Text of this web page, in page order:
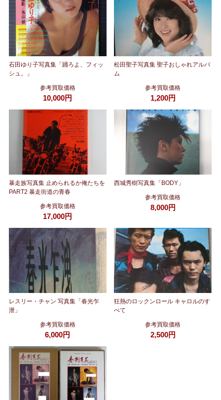
石田ゆり子写真集「踊ろよ、フィッ
シュ。」
参考買取価格
10,000円
松田聖子写真集 聖子おしゃれアルバ
ム
参考買取価格
1,200円
暴走族写真集 止められるか俺たちを
PART2 暴走街道の青春
参考買取価格
17,000円
西城秀樹写真集「BODY」
参考買取価格
8,000円
レスリー・チャン 写真集「春光乍
泄」
参考買取価格
6,000円
狂熱のロックンロール キャロルのす
べて
参考買取価格
2,500円